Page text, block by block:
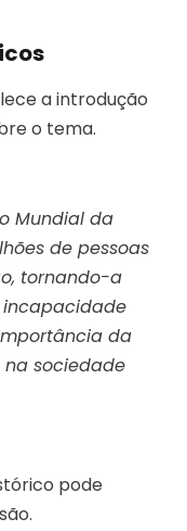
a introdução
o tema.
Mundial da
de pessoas
tornando-a
incapacidade
da
na sociedade
pode